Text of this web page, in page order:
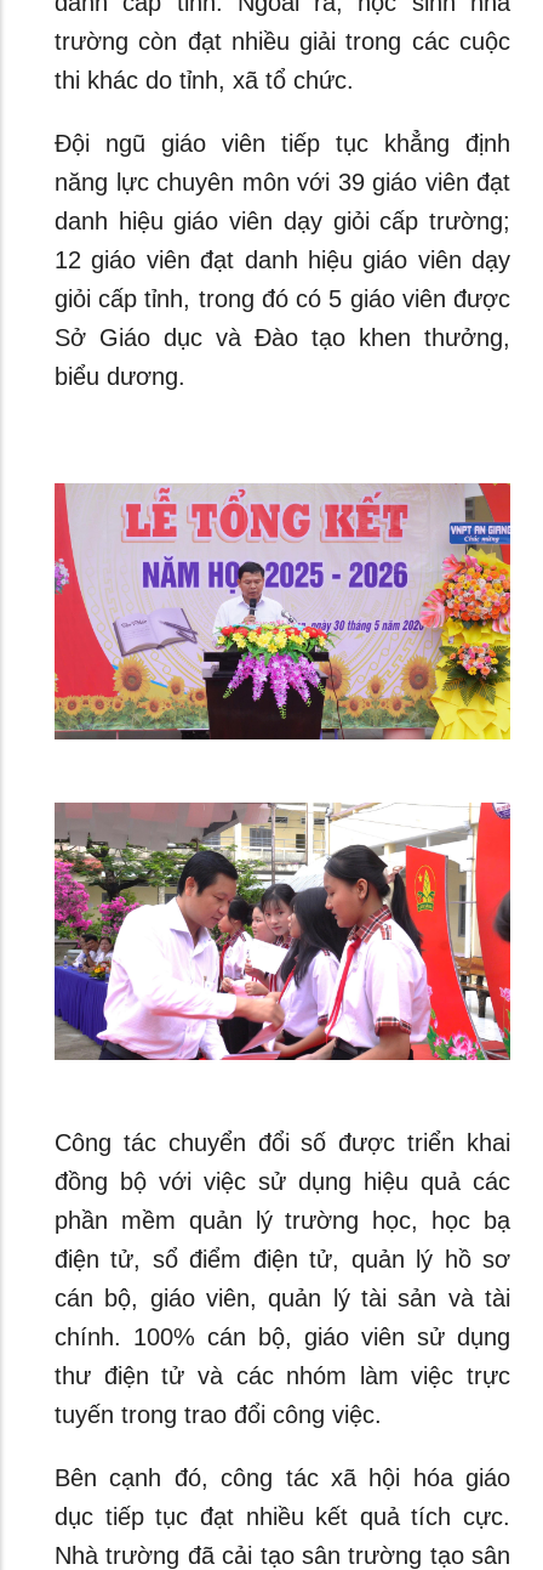
trường còn đạt nhiều giải trong các cuộc
thi khác do tỉnh, xã tổ chức.
Đội ngũ giáo viên tiếp tục khẳng định
năng lực chuyên môn với 39 giáo viên đạt
danh hiệu giáo viên dạy giỏi cấp trường;
12 giáo viên đạt danh hiệu giáo viên dạy
giỏi cấp tỉnh, trong đó có 5 giáo viên được
Sở Giáo dục và Đào tạo khen thưởng,
biểu dương.
Công tác chuyển đổi số được triển khai
đồng bộ với việc sử dụng hiệu quả các
phần mềm quản lý trường học, học bạ
điện tử, sổ điểm điện tử, quản lý hồ sơ
cán bộ, giáo viên, quản lý tài sản và tài
chính. 100% cán bộ, giáo viên sử dụng
thư điện tử và các nhóm làm việc trực
tuyến trong trao đổi công việc.
Bên cạnh đó, công tác xã hội hóa giáo
dục tiếp tục đạt nhiều kết quả tích cực.
Nhà trường đã cải tạo sân trường tạo sân